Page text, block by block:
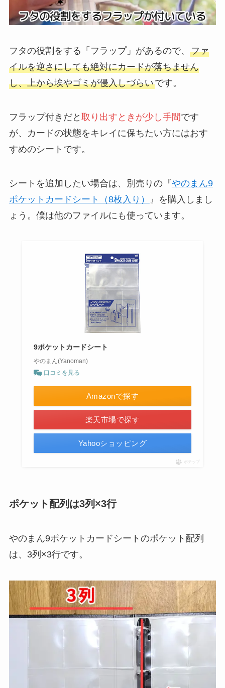
フタの役割をする「フラップ」があるので、 ファ
イルを逆さにしても絶対にカードが落ちません
し、上から埃やゴミが侵入しづらいです。
フラップ付きだと 取り出すときが少し手間です
が、カードの状態をキレイに保ちたい方にはおす
すめのシートです。
シートを追加したい場合は、別売りの『やのまん9
ポケットカードシート（8枚入り）
』を購入しまし
ょう。僕は他のファイルにも使っています。
9ポケットカードシート
やのまん(Yanoman)
口コミを見る
Amazonで探す
楽天市場で探す
Yahooショッピング
ポチップ
ポケット配列は3列×3行
やのまん9ポケットカードシートのポケット配列
は、3列×3行です。